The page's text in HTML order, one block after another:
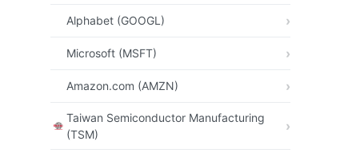
Alphabet (GOOGL)
Microsoft (MSFT)
Amazon.com (AMZN)
Taiwan Semiconductor Manufacturing
(TSM)